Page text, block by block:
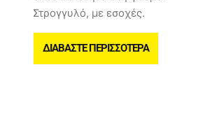
Στρογγυλό, με εσοχές.
ΔΙΑΒΆΣΤΕ ΠΕΡΙΣΣΌΤΕΡΑ